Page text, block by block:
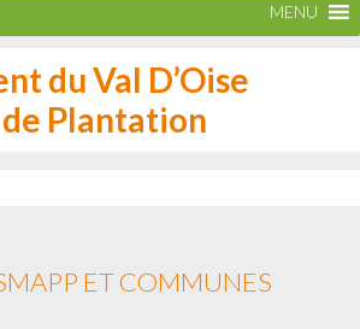
MENU
du Val D’Oise
Plantation
ET COMMUNES